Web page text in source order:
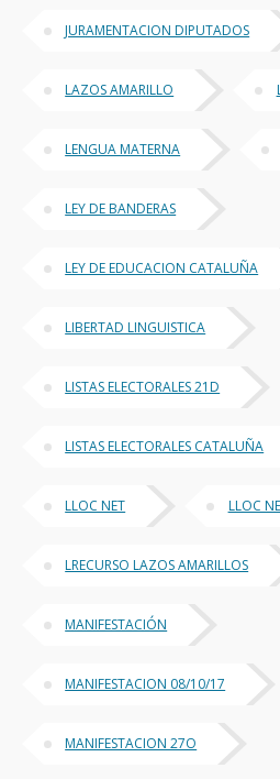
JURAMENTACION DIPUTADOS
LAZOS AMARILLO
LENGUA MATERNA
LEY DE BANDERAS
LEY DE EDUCACION CATALUÑA
LIBERTAD LINGUISTICA
LISTAS ELECTORALES 21D
LISTAS ELECTORALES CATALUÑA
LLOC NET LLOC
LRECURSO LAZOS AMARILLOS
MANIFESTACIÓN
MANIFESTACION 08/10/17
MANIFESTACION 27O